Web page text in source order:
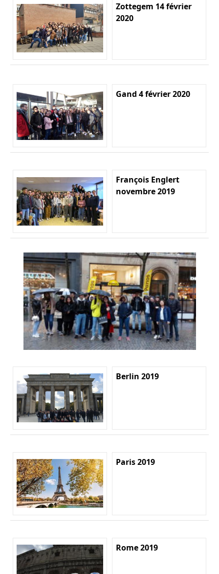
Zottegem 14 février
2020
Gand 4 février 2020
François Englert
novembre 2019
Berlin 2019
Paris 2019
Rome 2019